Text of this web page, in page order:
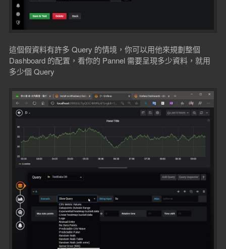
這個假資料有許多 Query 的情境，你可以用他來規劃整個
Dashboard 的配置，看你的 Pannel 需要呈現多少資料，就用
多少個 Query